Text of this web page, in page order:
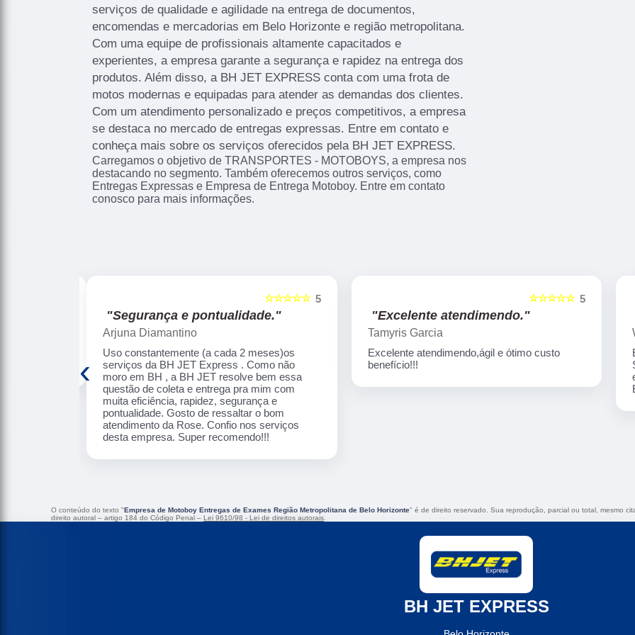
serviços de qualidade e agilidade na entrega de documentos,
encomendas e mercadorias em Belo Horizonte e região metropolitana.
Com uma equipe de profissionais altamente capacitados e
experientes, a empresa garante a segurança e rapidez na entrega dos
produtos. Além disso, a BH JET EXPRESS conta com uma frota de
motos modernas e equipadas para atender as demandas dos clientes.
Com um atendimento personalizado e preços competitivos, a empresa
se destaca no mercado de entregas expressas. Entre em contato e
conheça mais sobre os serviços oferecidos pela BH JET EXPRESS.
Carregamos o objetivo de TRANSPORTES - MOTOBOYS, a empresa nos
destacando no segmento. Também oferecemos outros serviços, como
Entregas Expressas e Empresa de Entrega Motoboy. Entre em contato
conosco para mais informações.
5
☆☆☆☆☆
"Segurança e pontualidade."
Arjuna Diamantino
Uso constantemente (a cada 2 meses)os
serviços da BH JET Express . Como não
moro em BH , a BH JET resolve bem essa
questão de coleta e entrega pra mim com
muita eficiência, rapidez, segurança e
pontualidade. Gosto de ressaltar o bom
atendimento da Rose. Confio nos serviços
desta empresa. Super recomendo!!!
5
☆☆☆☆☆
"Excelente atendimendo."
Tamyris Garcia
Excelente atendimendo,ágil e ótimo custo
benefício!!!
‹
O conteúdo do texto "Empresa de Motoboy Entregas de Exames Região Metropolitana de Belo Horizonte" é de direito reservado. Sua reprodução, parcial ou total, mesmo
direito autoral – artigo 184 do Código Penal – Lei 9610/98 - Lei de direitos autorais
BH JET EXPRESS